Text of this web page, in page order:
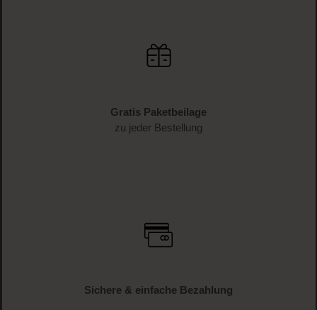
Gratis Paketbeilage
zu jeder Bestellung
Sichere & einfache Bezahlung